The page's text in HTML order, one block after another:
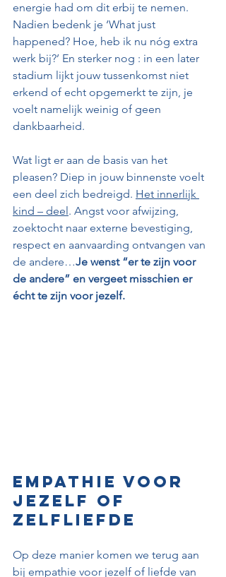
energie had om dit erbij te nemen.
Nadien bedenk je ‘What just
happened? Hoe, heb ik nu nóg extra
werk bij?’ En sterker nog : in een later
stadium lijkt jouw tussenkomst niet
erkend of echt opgemerkt te zijn, je
voelt namelijk weinig of geen
dankbaarheid.
Wat ligt er aan de basis van het
pleasen? Diep in jouw binnenste voelt
een deel zich bedreigd. Het innerlijk
kind – deel . Angst voor afwijzing,
zoektocht naar externe bevestiging,
respect en aanvaarding ontvangen van
de andere…Je wenst “er te zijn voor
de andere” en vergeet misschien er
écht te zijn voor jezelf.
Empathie voor
jezelf of
zelfliefde
Op deze manier komen we terug aan
bij empathie voor jezelf of liefde van